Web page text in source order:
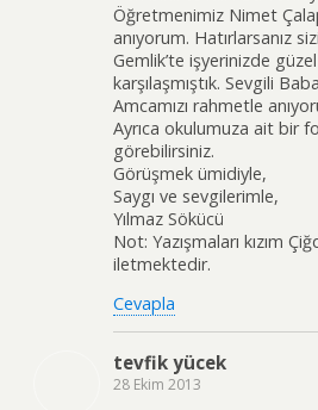
Öğretmenimiz Nimet
anıyorum. Hatırlarsanız
Gemlik’te işyerinizde
karşılaşmıştık. Sevgili
Amcamızı rahmetle
Ayrıca okulumuza ait bir
görebilirsiniz.
Görüşmek ümidiyle,
Saygı ve sevgilerimle,
Yılmaz Sökücü
Not: Yazışmaları kızım
iletmektedir.
Cevapla
tevfik yücek
28 Ekim 2013